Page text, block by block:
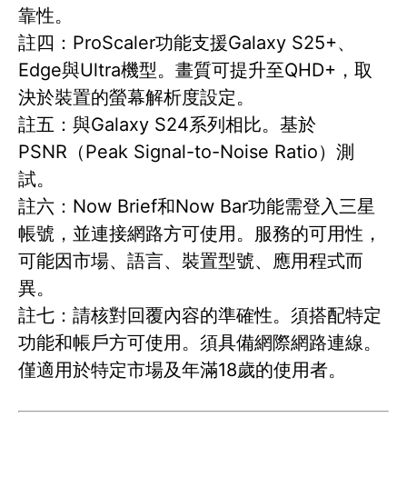
靠性。
註四：ProScaler功能支援Galaxy S25+、
Edge與Ultra機型。畫質可提升至QHD+，取
決於裝置的螢幕解析度設定。
註五：與Galaxy S24系列相比。基於
PSNR（Peak Signal-to-Noise Ratio）測
試。
註六：Now Brief和Now Bar功能需登入三星
帳號，並連接網路方可使用。服務的可用性，
可能因市場、語言、裝置型號、應用程式而
異。
註七：請核對回覆內容的準確性。須搭配特定
功能和帳戶方可使用。須具備網際網路連線。
僅適用於特定市場及年滿18歲的使用者。